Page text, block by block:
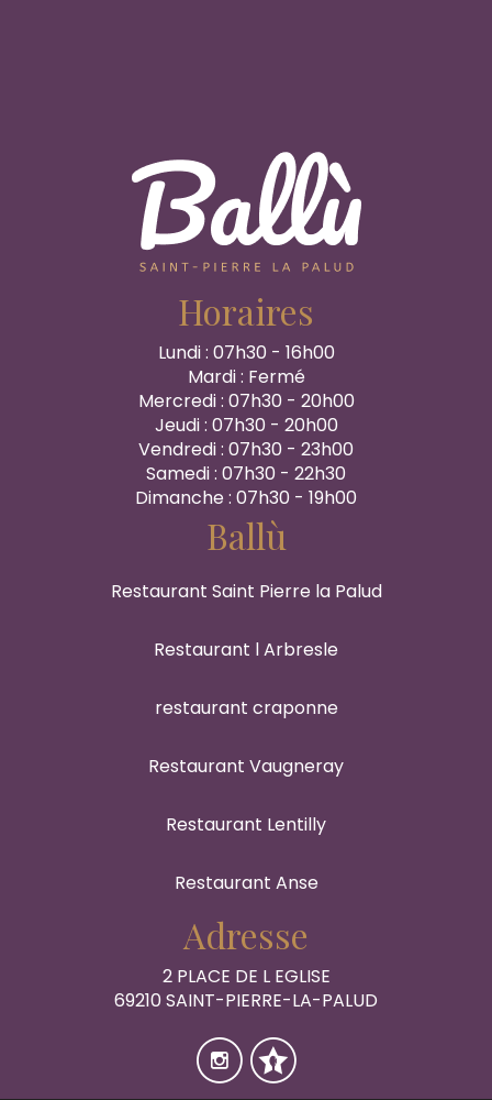
Horaires
Lundi : 07h30 - 16h00
Mardi : Fermé
Mercredi : 07h30 - 20h00
Jeudi : 07h30 - 20h00
Vendredi : 07h30 - 23h00
Samedi : 07h30 - 22h30
Dimanche : 07h30 - 19h00
Ballù
Restaurant Saint Pierre la Palud
Restaurant l Arbresle
restaurant craponne
Restaurant Vaugneray
Restaurant Lentilly
Restaurant Anse
Adresse
2 PLACE DE L EGLISE
69210 SAINT-PIERRE-LA-PALUD